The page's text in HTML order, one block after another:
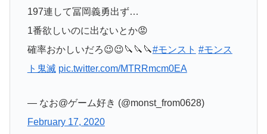
197連して冨岡義勇出ず…
1番欲しいのに出ないとか😡
確率おかしいだろ😉😉🔪🔪🔪#モンスト #モンス
ト鬼滅 pic.twitter.com/MTRRmcm0EA
— なお@ゲーム好き (@monst_from0628)
February 17, 2020